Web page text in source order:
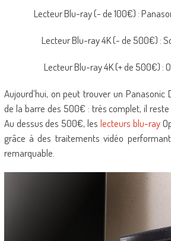
Lecteur Blu-ray (- de 100€) :
Lecteur Blu-ray 4K (- de 500€) :
Lecteur Blu-ray 4K (+ de 500€) :
Aujourd’hui, on peut trouver un Panasonic
de la barre des 500€ : très complet, il reste
Au dessus des 500€, leslecteurs blu-ray
grâce à des traitements vidéo
remarquable.